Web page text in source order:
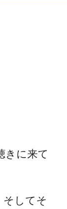
きに来て
そしてそ